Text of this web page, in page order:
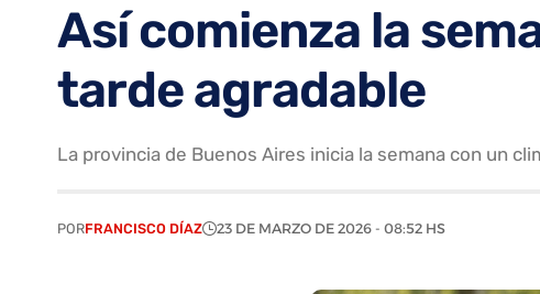
Así comienza la
tarde agradable
La provincia de Buenos Aires inicia la semana con un
PORFRANCISCO DÍAZ 23 DE MARZO DE 2026 - 08:52 HS